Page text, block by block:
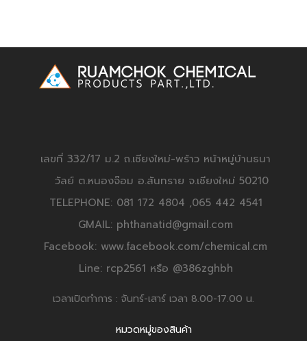
เลขที่ 332/17 ม.2 ถ.เชียงใหม่-พร้าว หน้าหมู่บ้านธนา
วัลย์ ต.หนองจ๊อม อ.สันทราย จ.เชียงใหม่ 50210
TELEPHONE: 081 172 4804 ,065 442 4541
GMAIL: phthanatid@gmail.com
Facebook: www.facebook.com/chemical.cm
Line: rcp2561 หรือ @386zghbh
เวลาเปิดทำการ : จันทร์-เสาร์ เวลา 8.00-17.00 น.
หมวดหมู่ของสินค้า